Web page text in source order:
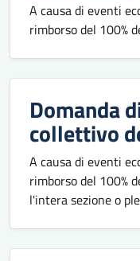
A causa di eventi
rimborso del 100%
Domanda
collettivo
A causa di eventi
rimborso del 100%
l'intera sezione o